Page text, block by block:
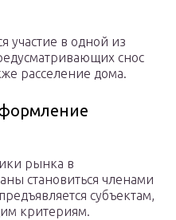
участие в одной из
снос
расселение дома.
рынка в
становиться членами
субъектам,
критериям.